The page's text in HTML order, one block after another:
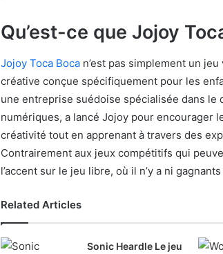
Qu’est-ce que Jojoy
Jojoy Toca Boca n’est pas simplement un
créative conçue spécifiquement pour les
une entreprise suédoise spécialisée dans le
numériques, a lancé Jojoy pour encourager
créativité tout en apprenant à travers des
Contrairement aux jeux compétitifs qui
l’accent sur le jeu libre, où il n’y a ni
Related Articles
Sonic Heardle Le jeu